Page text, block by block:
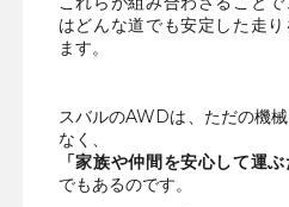
はどんな道でも安定した走
ます。
スバルのAWDは、ただの機
なく、
「家族や仲間を安心して運ぶ
でもあるのです。